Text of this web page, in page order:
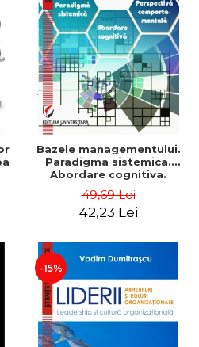
Bazele managementului.
Paradigma sistemica.
Abordare cognitiva.
comportamentala - Vadim
Dumitrascu
49,69 Lei
42,23 Lei
-15%